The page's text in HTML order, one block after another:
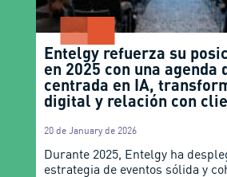
Entelgy refuerza su
en 2025 con una agenda
centrada en IA,
digital y relación con
20 de January de 2026
Durante 2025, Entelgy ha
estrategia de eventos sólida y